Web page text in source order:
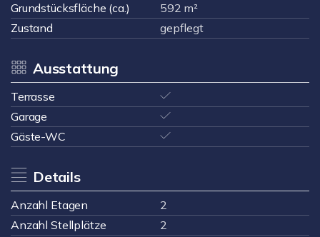
Grundstücksfläche (ca.)
592 m²
Zustand
gepflegt
Ausstattung
Terrasse
Garage
Gäste-WC
Details
Anzahl Etagen
2
Anzahl Stellplätze
2